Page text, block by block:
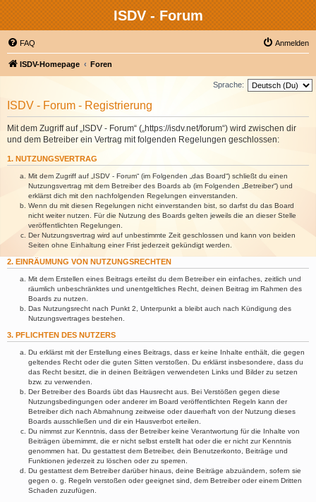
ISDV - Forum
FAQ Anmelden
ISDV-Homepage Foren
Sprache:
ISDV - Forum - Registrierung
Mit dem Zugriff auf „ISDV - Forum“ („https://isdv.net/forum“) wird zwischen dir
und dem Betreiber ein Vertrag mit folgenden Regelungen geschlossen:
1. NUTZUNGSVERTRAG
Mit dem Zugriff auf „ISDV - Forum“ (im Folgenden „das Board“) schließt du einen
Nutzungsvertrag mit dem Betreiber des Boards ab (im Folgenden „Betreiber“) und
erklärst dich mit den nachfolgenden Regelungen einverstanden.
Wenn du mit diesen Regelungen nicht einverstanden bist, so darfst du das Board
nicht weiter nutzen. Für die Nutzung des Boards gelten jeweils die an dieser Stelle
veröffentlichten Regelungen.
Der Nutzungsvertrag wird auf unbestimmte Zeit geschlossen und kann von beiden
Seiten ohne Einhaltung einer Frist jederzeit gekündigt werden.
2. EINRÄUMUNG VON NUTZUNGSRECHTEN
Mit dem Erstellen eines Beitrags erteilst du dem Betreiber ein einfaches, zeitlich und
räumlich unbeschränktes und unentgeltliches Recht, deinen Beitrag im Rahmen des
Boards zu nutzen.
Das Nutzungsrecht nach Punkt 2, Unterpunkt a bleibt auch nach Kündigung des
Nutzungsvertrages bestehen.
3. PFLICHTEN DES NUTZERS
Du erklärst mit der Erstellung eines Beitrags, dass er keine Inhalte enthält, die gegen
geltendes Recht oder die guten Sitten verstoßen. Du erklärst insbesondere, dass du
das Recht besitzt, die in deinen Beiträgen verwendeten Links und Bilder zu setzen
bzw. zu verwenden.
Der Betreiber des Boards übt das Hausrecht aus. Bei Verstößen gegen diese
Nutzungsbedingungen oder anderer im Board veröffentlichten Regeln kann der
Betreiber dich nach Abmahnung zeitweise oder dauerhaft von der Nutzung dieses
Boards ausschließen und dir ein Hausverbot erteilen.
Du nimmst zur Kenntnis, dass der Betreiber keine Verantwortung für die Inhalte von
Beiträgen übernimmt, die er nicht selbst erstellt hat oder die er nicht zur Kenntnis
genommen hat. Du gestattest dem Betreiber, dein Benutzerkonto, Beiträge und
Funktionen jederzeit zu löschen oder zu sperren.
Du gestattest dem Betreiber darüber hinaus, deine Beiträge abzuändern, sofern sie
gegen o. g. Regeln verstoßen oder geeignet sind, dem Betreiber oder einem Dritten
Schaden zuzufügen.